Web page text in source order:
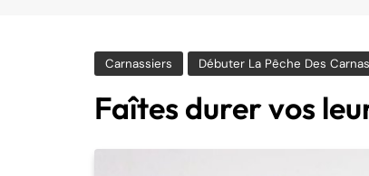
Carnassiers Débuter La Pêche Des
Faîtes durer vos